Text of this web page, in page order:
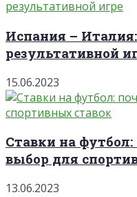
Испания –
результативной
15.06.2023
Ставки на
выбор для
13.06.2023